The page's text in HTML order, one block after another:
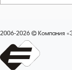
2006-2026 Компания